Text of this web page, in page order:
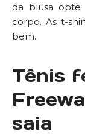
da blusa opte
corpo. As t-
bem.
Tênis
saia